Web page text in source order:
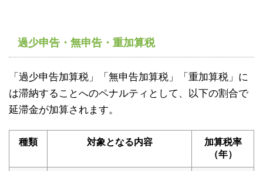
過少申告・無申告・重加算税
「過少申告加算税」「無申告加算税」「重加算税」に
は滞納することへのペナルティとして、以下の割合で
延滞金が加算されます。
種類 対象となる内容
加算税率
（年）